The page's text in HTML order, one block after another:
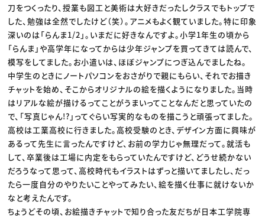
刀をつくったり、授業も図工と美術は大好きだったしクラスでもトップで
した、勉強は全然でしたけど（笑）。アニメもよく観ていました。特に印象
深いのは「らんま1/2」。いまだに好きなんですよ。小学1年生の頃から
「らんま」や高学年になってからは少年ジャンプを買ってきては読んで、
模写をしてました。お小遣いは、ほぼジャンプにつぎ込んでましたね。
中学生のときにノートパソコンをおさがりで親にもらい、それでお描き
チャットを始め、そこからオリジナルの絵を描くようになりました。当時
はリアルな絵が描けるってことがうまいってことなんだと思っていたの
で、「写真じゃん!?」ってぐらい写実的なものを描こうと頑張ってました。
高校は工業高校に行きました。高校受験のとき、デザイン方面に興味が
あるって先生に言ったんですけど、お前の学力じゃ無理だって。就活も
して、卒業後は工場に内定をもらっていたんですけど、どうせ続かない
だろうなって思って、高校時代もイラストはずっと描いてましたし、だっ
たら一度自分のやりたいことやってみたい、絵を描く仕事に就けないか
なと考えたんです。
ちょうどその頃、お絵描きチャットで知り合った友だちが日本工学院専